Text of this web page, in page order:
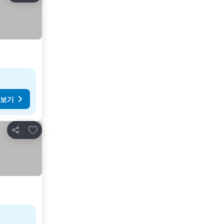
기
공유
즐겨찾기에 추가